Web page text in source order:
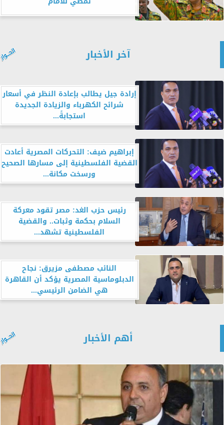
آخر الأخبار
إرادة جيل يطالب بإعادة النظر في أسعار
شرائح الكهرباء والزيادة الجديدة
استجابةً...
إبراهيم ضيف: التحركات المصرية أعادت
القضية الفلسطينية إلى مسارها الصحيح
ورسخت مكانة...
رئيس حزب الغد: مصر تقود معركة
السلام بحكمة وثبات.. والقضية
الفلسطينية تشهد...
النائب مصطفى مزيرق: نجاح
الدبلوماسية المصرية يؤكد أن القاهرة
هي الضامن الرئيسي...
أهم الأخبار